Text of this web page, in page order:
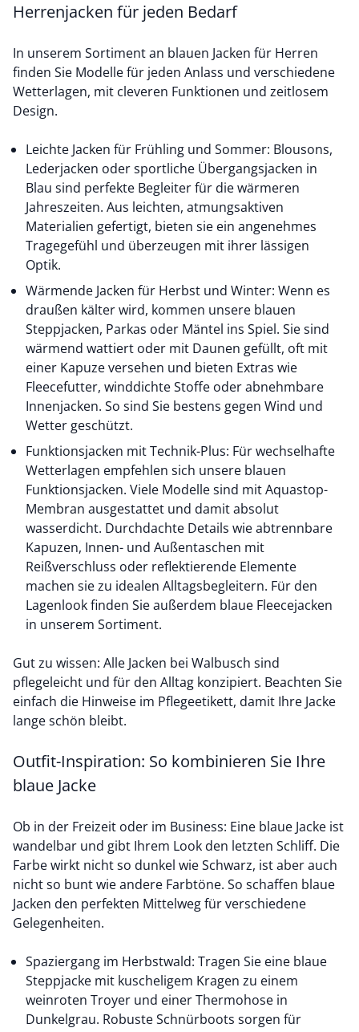
Herrenjacken für jeden Bedarf
In unserem Sortiment an blauen Jacken für Herren
finden Sie Modelle für jeden Anlass und verschiedene
Wetterlagen, mit cleveren Funktionen und zeitlosem
Design.
Leichte Jacken für Frühling und Sommer: Blousons,
Lederjacken oder sportliche Übergangsjacken in
Blau sind perfekte Begleiter für die wärmeren
Jahreszeiten. Aus leichten, atmungsaktiven
Materialien gefertigt, bieten sie ein angenehmes
Tragegefühl und überzeugen mit ihrer lässigen
Optik.
Wärmende Jacken für Herbst und Winter: Wenn es
draußen kälter wird, kommen unsere blauen
Steppjacken, Parkas oder Mäntel ins Spiel. Sie sind
wärmend wattiert oder mit Daunen gefüllt, oft mit
einer Kapuze versehen und bieten Extras wie
Fleecefutter, winddichte Stoffe oder abnehmbare
Innenjacken. So sind Sie bestens gegen Wind und
Wetter geschützt.
Funktionsjacken mit Technik-Plus: Für wechselhafte
Wetterlagen empfehlen sich unsere blauen
Funktionsjacken. Viele Modelle sind mit Aquastop-
Membran ausgestattet und damit absolut
wasserdicht. Durchdachte Details wie abtrennbare
Kapuzen, Innen- und Außentaschen mit
Reißverschluss oder reflektierende Elemente
machen sie zu idealen Alltagsbegleitern. Für den
Lagenlook finden Sie außerdem blaue Fleecejacken
in unserem Sortiment.
Gut zu wissen: Alle Jacken bei Walbusch sind
pflegeleicht und für den Alltag konzipiert. Beachten Sie
einfach die Hinweise im Pflegeetikett, damit Ihre Jacke
lange schön bleibt.
Outfit-Inspiration: So kombinieren Sie Ihre
blaue Jacke
Ob in der Freizeit oder im Business: Eine blaue Jacke ist
wandelbar und gibt Ihrem Look den letzten Schliff. Die
Farbe wirkt nicht so dunkel wie Schwarz, ist aber auch
nicht so bunt wie andere Farbtöne. So schaffen blaue
Jacken den perfekten Mittelweg für verschiedene
Gelegenheiten.
Spaziergang im Herbstwald: Tragen Sie eine blaue
Steppjacke mit kuscheligem Kragen zu einem
weinroten Troyer und einer Thermohose in
Dunkelgrau. Robuste Schnürboots sorgen für